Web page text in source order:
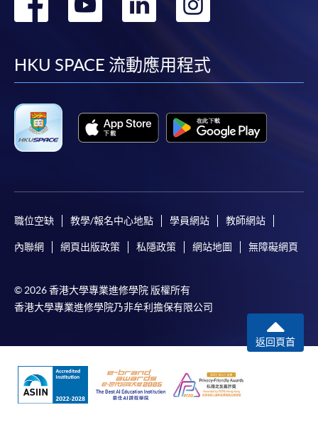
facebook
youtube
linkedin
HKU SPACE 流動應用程式
職位空缺 教學/報名中心地點 學員網站 教師網站
內聯網 網頁出版政策 私隱政策 網站地圖 無障礙網頁
© 2026 香港大學專業進修學院 版權所有
香港大學專業進修學院乃非牟利擔保有限公司
返回頁首